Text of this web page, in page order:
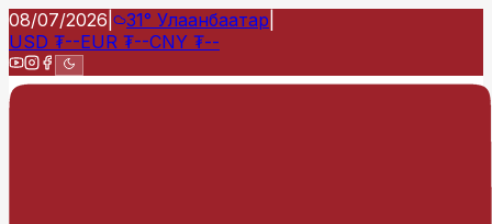
08/07/2026 31° Улаанбаатар
USD ₮--EUR ₮--CNY ₮--